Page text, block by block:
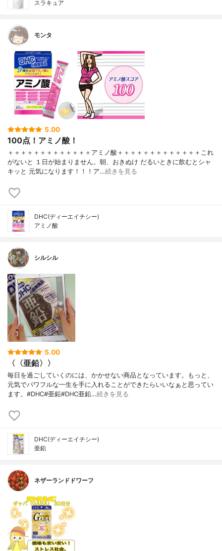
スラキュア
モンタ
5.00
100点！アミノ酸！
＋＋＋＋＋＋＋＋＋＋＋＋＋アミノ酸＋＋＋＋＋＋＋＋＋＋＋＋＋これ
がないと １日が始まりません。朝、おきぬけ だるいときに飲むとシャ
キッと 元気になります！！！ア…続きを見る
DHC(ディーエイチシー)
アミノ酸
シルシル
5.00
〈〈亜鉛〉〉
毎日を過ごしていくのには、かかせない商品となっています。もっと、
元気でパワフルな一生を手に入れることができたらいいなぁと思ってい
ます。#DHC#亜鉛#DHC亜鉛…続きを見る
DHC(ディーエイチシー)
亜鉛
ネザーランドドワーフ